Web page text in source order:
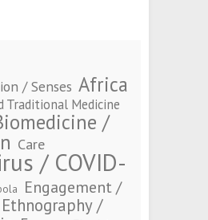
/ Senses Africa
Traditional Medicine
/
Care
/ COVID-
Engagement /
Ethnography /